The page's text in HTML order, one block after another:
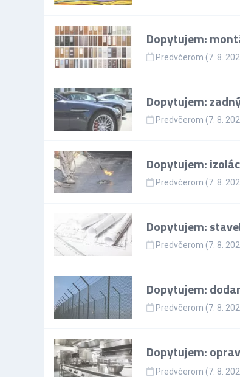
Dopytujem:
Predvčerom (7. 8.
Dopytujem:
Predvčerom (7. 8.
Dopytujem:
Predvčerom (7. 8.
Dopytujem:
Predvčerom (7. 8.
Dopytujem:
Predvčerom (7. 8.
Dopytujem:
Predvčerom (7. 8.